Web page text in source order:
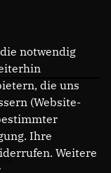
notwendig
die uns
(Website-
Ihre
Weitere